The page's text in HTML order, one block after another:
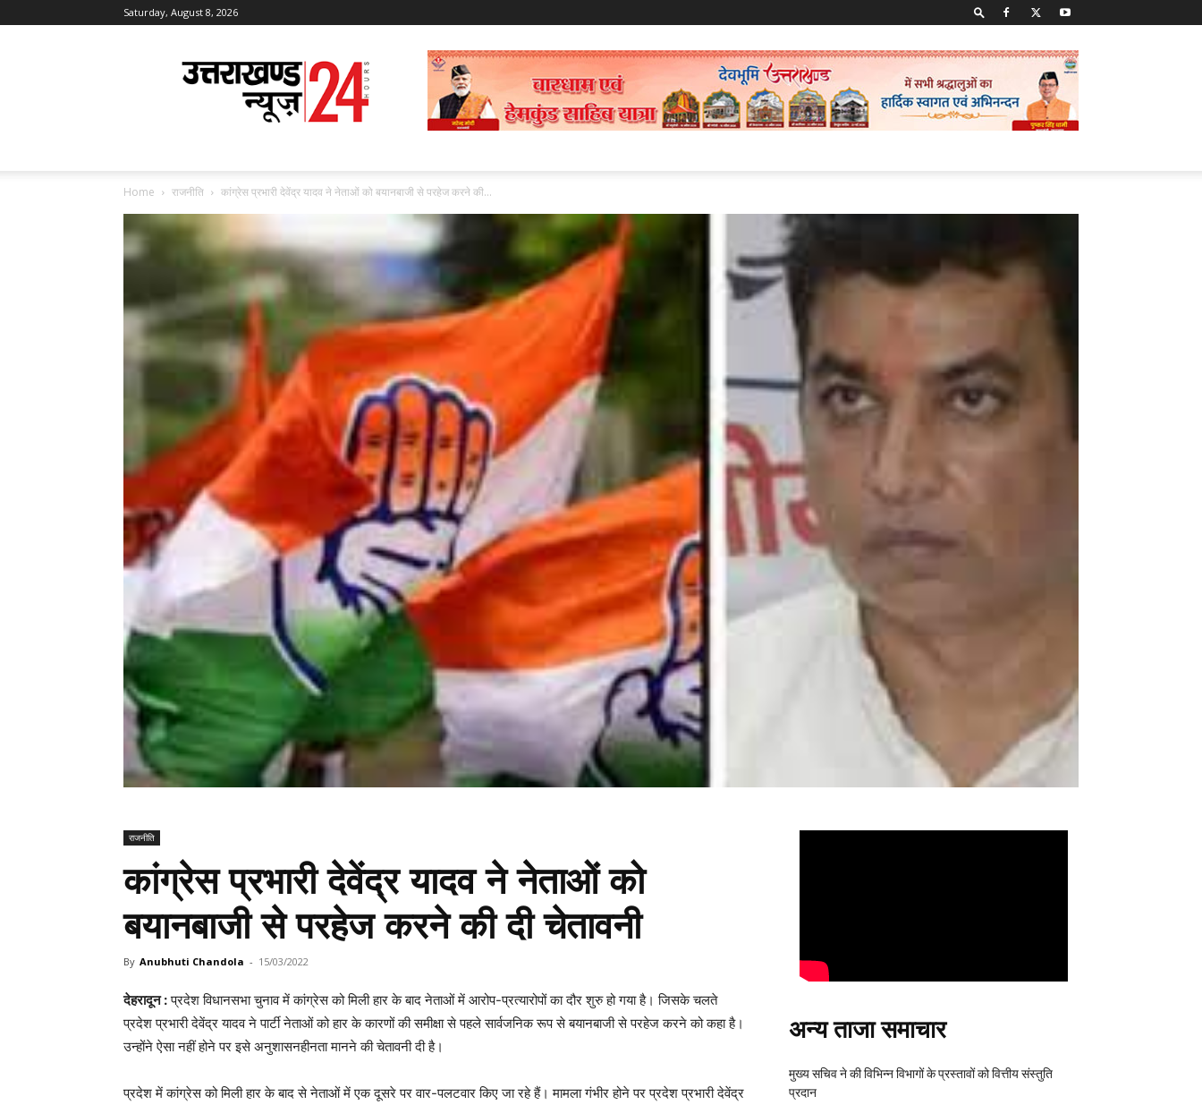
Saturday, August 8, 2026
Uttarakhand
News
24
Home राजनीति कांग्रेस प्रभारी देवेंद्र यादव ने नेताओं को बयानबाजी से परहेज करने की...
राजनीति
कांग्रेस प्रभारी देवेंद्र यादव ने नेताओं को
बयानबाजी से परहेज करने की दी चेतावनी
By Anubhuti Chandola - 15/03/2022
देहरादून :प्रदेश विधानसभा चुनाव में कांग्रेस को मिली हार के बाद नेताओं में आरोप-प्रत्यारोपों का दौर शुरु हो गया है। जिसके चलते
प्रदेश प्रभारी देवेंद्र यादव ने पार्टी नेताओं को हार के कारणों की समीक्षा से पहले सार्वजनिक रूप से बयानबाजी से परहेज करने को कहा है।
उन्होंने ऐसा नहीं होने पर इसे अनुशासनहीनता मानने की चेतावनी दी है।
प्रदेश में कांग्रेस को मिली हार के बाद से नेताओं में एक दूसरे पर वार-पलटवार किए जा रहे हैं। मामला गंभीर होने पर प्रदेश प्रभारी देवेंद्र
अन्य ताजा समाचार
मुख्य सचिव ने की विभिन्न विभागों के प्रस्तावों को वित्तीय संस्तुति
प्रदान